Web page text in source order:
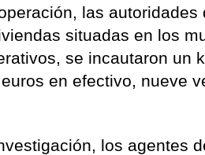
las
situadas en los
se incautaron un
en efectivo, nueve
los agentes